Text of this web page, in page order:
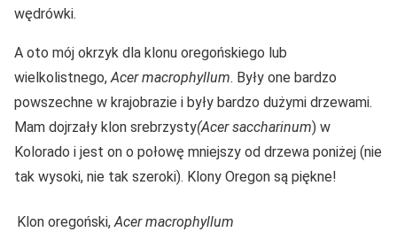
wędrówki.
A oto mój okrzyk dla klonu oregońskiego lub
wielkolistnego,Acer macrophyllum. Były one bardzo
powszechne w krajobrazie i były bardzo dużymi drzewami.
Mam dojrzały klon srebrzysty(Acersaccharinum) w
Kolorado i jest on o połowę mniejszy od drzewa poniżej (nie
tak wysoki, nie tak szeroki). Klony Oregon są piękne!
Klon oregoński,Acer macrophyllum